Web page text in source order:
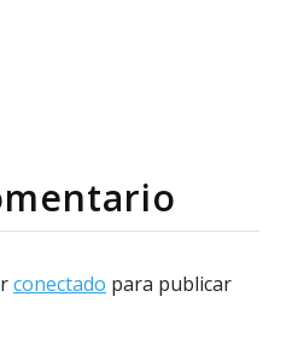
conectado para publicar